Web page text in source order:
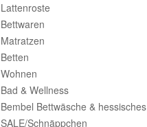
Lattenroste
Bettwaren
Matratzen
Betten
Wohnen
Bad & Wellness
Bembel Bettwäsche & hessisches
SALE/Schnäppchen